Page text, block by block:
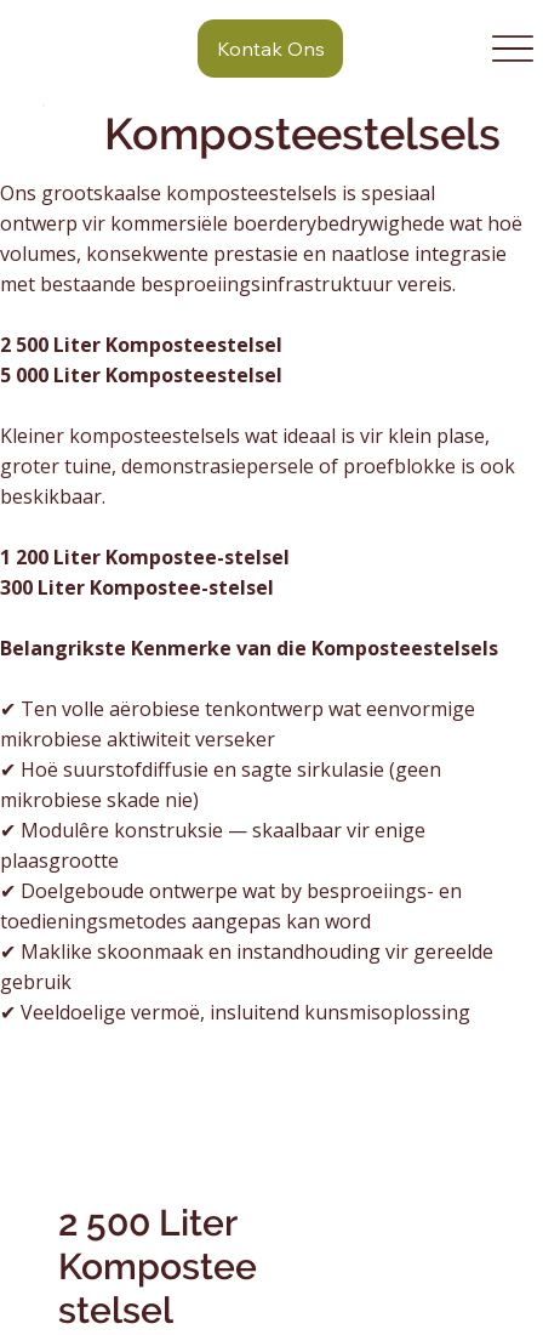
Kontak Ons
Komposteestelsels
Ons grootskaalse komposteestelsels is spesiaal
ontwerp vir kommersiële boerderybedrywighede wat hoë
volumes, konsekwente prestasie en naatlose integrasie
met bestaande besproeiingsinfrastruktuur vereis.
2 500 Liter Komposteestelsel
5 000 Liter Komposteestelsel
Kleiner komposteestelsels wat ideaal is vir klein plase,
groter tuine, demonstrasiepersele of proefblokke is ook
beskikbaar.
1 200 Liter Kompostee-stelsel
300 Liter Kompostee-stelsel
Belangrikste Kenmerke van die Komposteestelsels
✔ Ten volle aërobiese tenkontwerp wat eenvormige
mikrobiese aktiwiteit verseker
✔ Hoë suurstofdiffusie en sagte sirkulasie (geen
mikrobiese skade nie)
✔ Modulêre konstruksie — skaalbaar vir enige
plaasgrootte
✔ Doelgeboude ontwerpe wat by besproeiings- en
toedieningsmetodes aangepas kan word
✔ Maklike skoonmaak en instandhouding vir gereelde
gebruik
✔ Veeldoelige vermoë, insluitend kunsmisoplossing
2 500 Liter
Kompostee
stelsel